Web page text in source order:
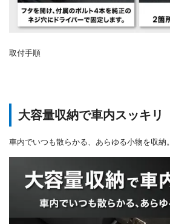
取付手順
大容量収納で車内スッキリ
車内でいつも散らかる、あらゆる小物を収納。